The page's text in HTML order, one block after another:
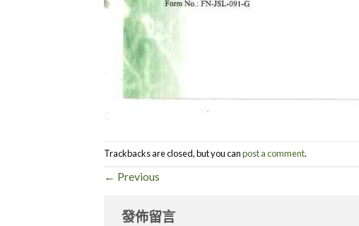
Trackbacks are closed, but you canpost a comment.
← Previous
發佈留言